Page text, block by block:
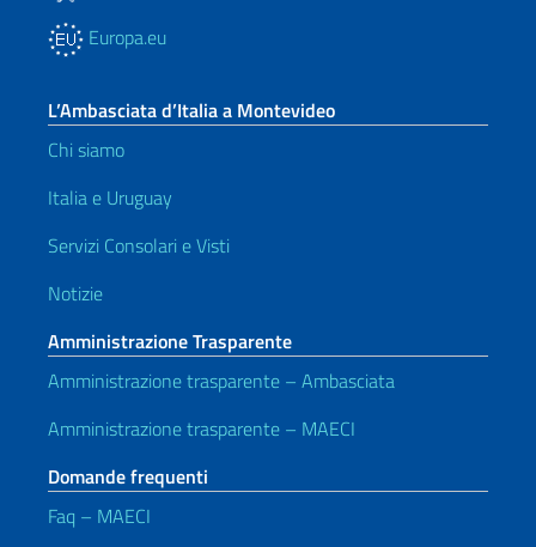
Europa.eu
L’Ambasciata d’Italia a Montevideo
Chi siamo
Italia e Uruguay
Servizi Consolari e Visti
Notizie
Amministrazione Trasparente
Amministrazione trasparente – Ambasciata
Amministrazione trasparente – MAECI
Domande frequenti
Faq – MAECI